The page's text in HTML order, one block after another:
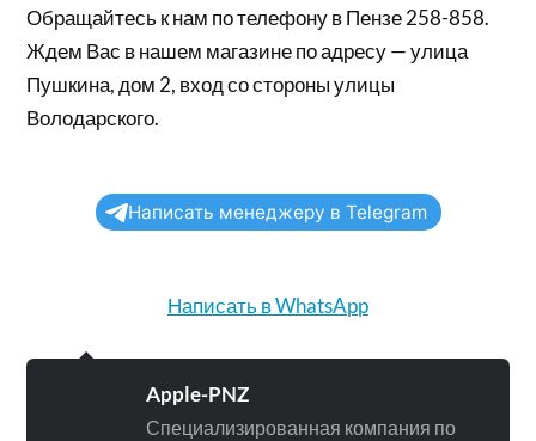
Обращайтесь к нам по телефону в Пензе 258-858.
Ждем Вас в нашем магазине по адресу — улица
Пушкина, дом 2, вход со стороны улицы
Володарского.
Написать менеджеру в Telegram
Написать в WhatsApp
Apple-PNZ
Специализированная компания по